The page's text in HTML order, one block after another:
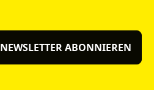
NEWSLETTER ABONNIEREN